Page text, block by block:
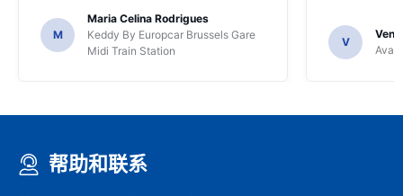
M
Maria Celina Rodrigues
Keddy By Europcar Brussels Gare
Midi Train Station
V
帮助和联系